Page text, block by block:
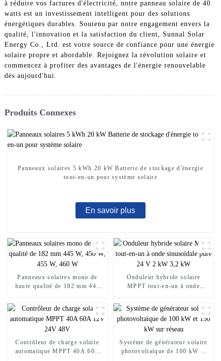
à réduire vos factures d'électricité, notre panneau solaire de 40
watts est un investissement intelligent pour des solutions
énergétiques durables. Soutenu par notre engagement envers la
qualité, l'innovation et la satisfaction du client, Sunnal Solar
Energy Co., Ltd. est votre source de confiance pour une énergie
solaire propre et abordable. Rejoignez la révolution solaire et
commencez à profiter des avantages de l'énergie renouvelable
dès aujourd'hui.
Produits Connexes
Panneaux solaires 5 kWh 20 kW Batterie de stockage d'énergie
tout-en-un pour système solaire
En savoir plus
Panneaux solaires mono de
haute qualité de 182 mm 445
Onduleur hybride solaire
MPPT tout-en-un à onde
Contrôleur de charge solaire
automatique MPPT 40A 60A
Système de générateur solaire
photovoltaïque de 100 kW et